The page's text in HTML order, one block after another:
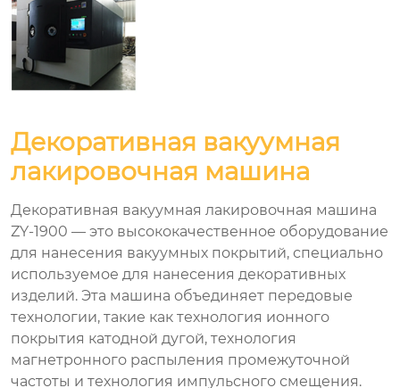
Декоративная вакуумная
лакировочная машина
Декоративная вакуумная лакировочная машина
ZY-1900 — это высококачественное оборудование
для нанесения вакуумных покрытий, специально
используемое для нанесения декоративных
изделий. Эта машина объединяет передовые
технологии, такие как технология ионного
покрытия катодной дугой, технология
магнетронного распыления промежуточной
частоты и технология импульсного смещения.